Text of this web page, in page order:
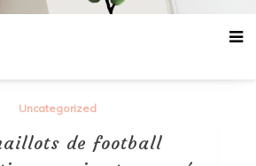
Uncategorized
de football